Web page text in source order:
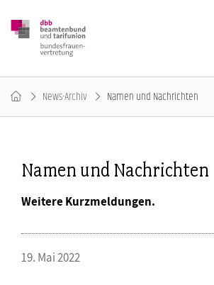
News-Archiv Namen und Nachrichten
Namen und Nachrichten
Weitere Kurzmeldungen.
19. Mai 2022